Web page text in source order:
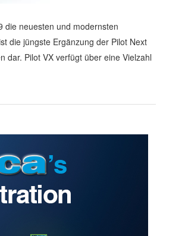
die neuesten und modernsten
die jüngste Ergänzung der Pilot Next
dar. Pilot VX verfügt über eine Vielzahl